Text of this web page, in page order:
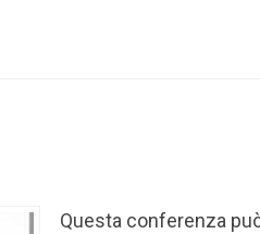
Questa conferenza